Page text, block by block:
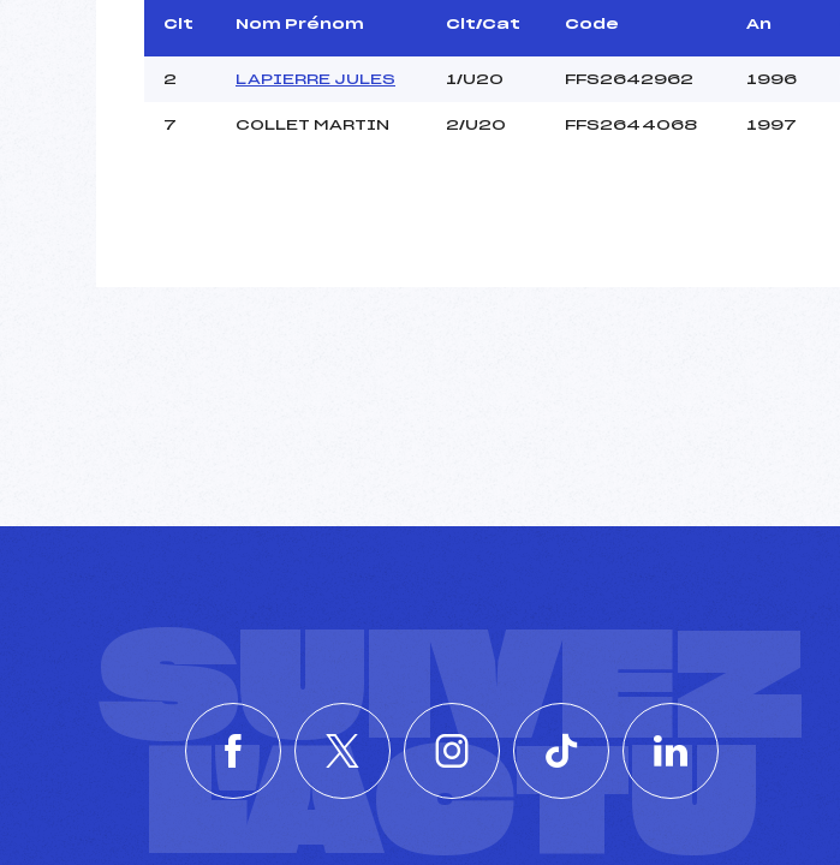
Dir. Epreuve :
Clt Nom Prénom Clt/Cat Code An
2 LAPIERRE JULES 1/U20 FFS2642962 1996
7 COLLET MARTIN 2/U20 FFS2644068 1997
SUIVEZ
L'ACTU